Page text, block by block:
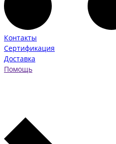
Контакты
Сертификация
Доставка
Помощь